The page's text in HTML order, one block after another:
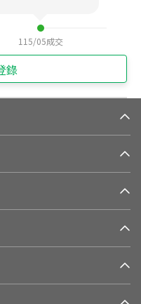
115/05成交
錄